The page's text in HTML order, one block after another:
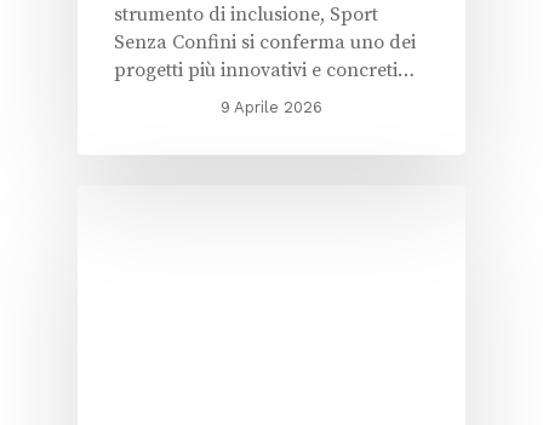
strumento di inclusione, Sport
Senza Confini si conferma uno dei
progetti più innovativi e concreti…
9 Aprile 2026